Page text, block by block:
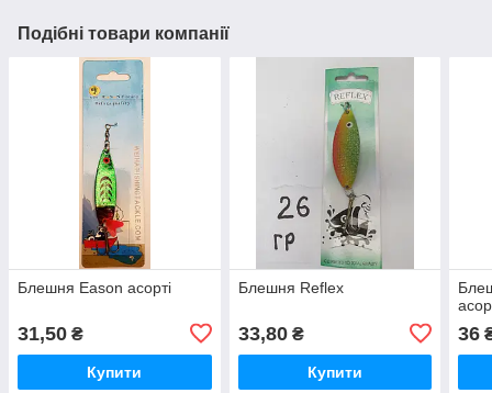
Подібні товари компанії
Блешня Eason асорті
31,50 ₴
Купити
Блешня Reflex
33,80₴
Купити
36